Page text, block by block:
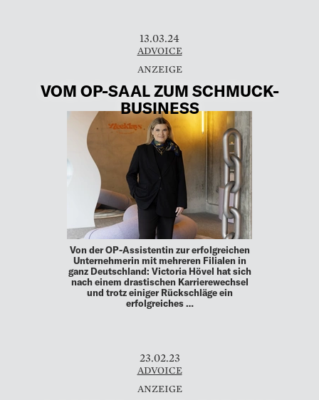
13.03.24
ADVOICE
VOM OP-SAAL ZUM SCHMUCK-
BUSINESS
Von der OP-Assistentin zur erfolgreichen
Unternehmerin mit mehreren Filialen in
ganz Deutschland: Victoria Hövel hat sich
nach einem drastischen Karrierewechsel
und trotz einiger Rückschläge ein
erfolgreiches …
23.02.23
ADVOICE